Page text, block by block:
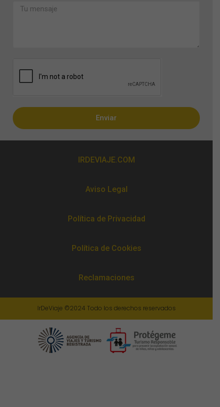
Enviar
IRDEVIAJE.COM
Aviso Legal
Política de Privacidad
Política de Cookies
Reclamaciones
IrDeViaje ©2024 Todo los derechos reservados